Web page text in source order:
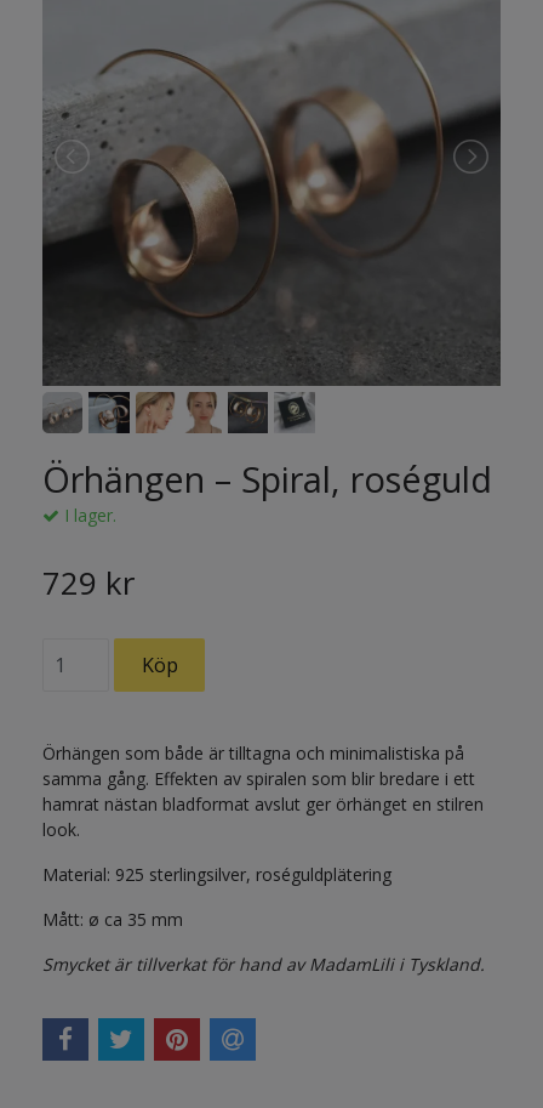
Örhängen – Spiral, roséguld
I lager.
729 kr
Örhängen som både är tilltagna och minimalistiska på
samma gång. Effekten av spiralen som blir bredare i ett
hamrat nästan bladformat avslut ger örhänget en stilren
look.
Material: 925 sterlingsilver, roséguldplätering
Mått: ø ca 35 mm
Smycket är tillverkat för hand av MadamLili i Tyskland.